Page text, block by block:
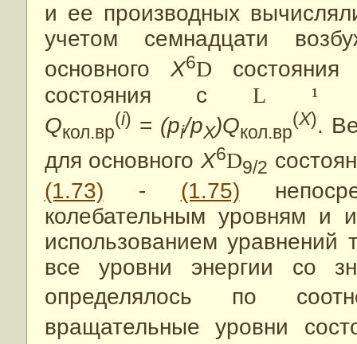
и ее производных
учетом семнадцати
основногоX6D состояния
состояния сL ¹
Qкол.вр
(i) = (pi/pX)Qкол.вр
(X).
для основного X6D9/2
(1.73) - (1.75)
колебательным уровням и
использованием уравнений
все уровни энергии со
определялось по
вращательные уровни